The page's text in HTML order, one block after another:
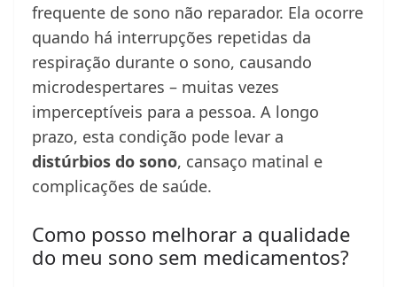
frequente de sono não reparador. Ela ocorre
quando há interrupções repetidas da
respiração durante o sono, causando
microdespertares – muitas vezes
imperceptíveis para a pessoa. A longo
prazo, esta condição pode levar a
distúrbios do sono, cansaço matinal e
complicações de saúde.
Como posso melhorar a qualidade
do meu sono sem medicamentos?